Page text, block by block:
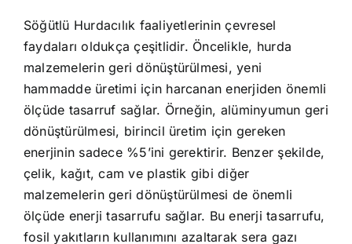
Söğütlü Hurdacılık faaliyetlerinin çevresel
faydaları oldukça çeşitlidir. Öncelikle, hurda
malzemelerin geri dönüştürülmesi, yeni
hammadde üretimi için harcanan enerjiden önemli
ölçüde tasarruf sağlar. Örneğin, alüminyumun geri
dönüştürülmesi, birincil üretim için gereken
enerjinin sadece %5’ini gerektirir. Benzer şekilde,
çelik, kağıt, cam ve plastik gibi diğer
malzemelerin geri dönüştürülmesi de önemli
ölçüde enerji tasarrufu sağlar. Bu enerji tasarrufu,
fosil yakıtların kullanımını azaltarak sera gazı